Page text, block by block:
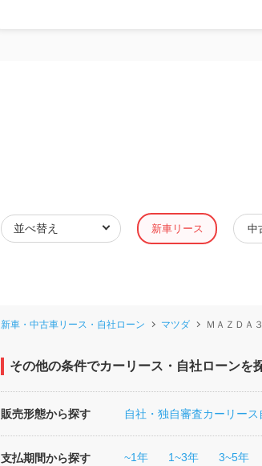
新車リース 中
新車・中古車リース・自社ローン マツダ ＭＡＺＤＡ
その他の条件でカーリース・自社ローンを
販売形態から探す 自社・独自審査カーリース
支払期間から探す ~1年 1~3年 3~5年